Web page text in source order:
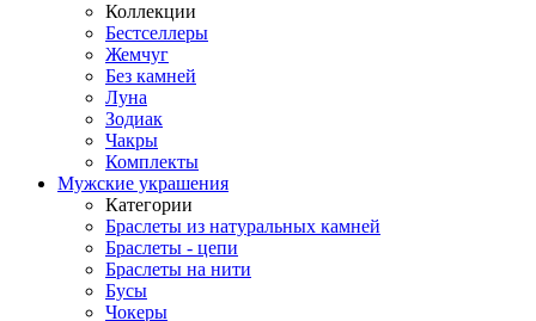
Коллекции
Бестселлеры
Жемчуг
Без камней
Луна
Зодиак
Чакры
Комплекты
Мужские украшения
Категории
Браслеты из натуральных камней
Браслеты - цепи
Браслеты на нити
Бусы
Чокеры